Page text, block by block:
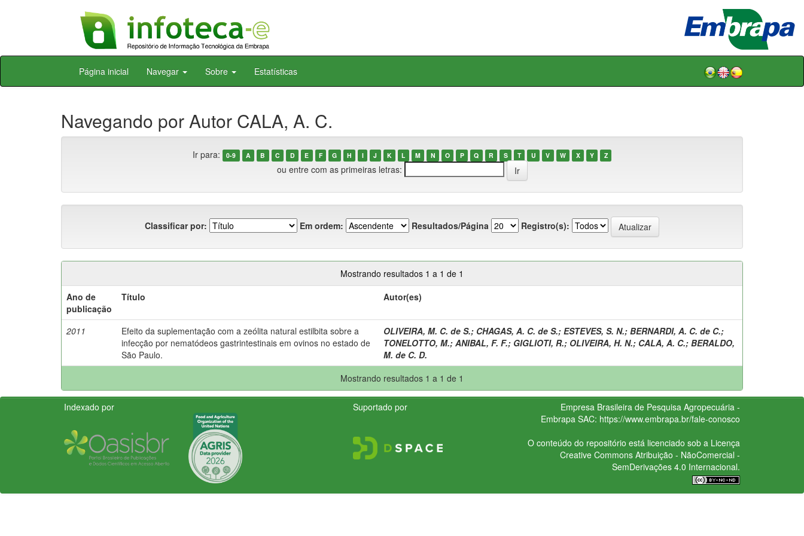
Skip
Página inicial Navegar Sobre Estatísticas
Navegando por Autor CALA, A. C.
Ir para: 0-9 A B C D E F G H I J K L M N O P Q R S T U V W X Y Z
ou entre com as primeiras letras:
Classificar por: Em ordem: Resultados/Página Registro(s):
Mostrando resultados 1 a 1 de 1
Ano de
publicação
Título Autor(es)
2011
Efeito da suplementação com a zeólita natural estilbita sobre a
infecção por nematódeos gastrintestinais em ovinos no estado de
São Paulo.
OLIVEIRA, M. C. de S.; CHAGAS, A. C. de S.; ESTEVES, S. N.; BERNARDI, A. C. de C.;
TONELOTTO, M.; ANIBAL, F. F.; GIGLIOTI, R.; OLIVEIRA, H. N.; CALA, A. C.; BERALDO,
M. de C. D.
Mostrando resultados 1 a 1 de 1
Indexado por Suportado por
Empresa Brasileira de Pesquisa Agropecuária -
Embrapa SAC: https://www.embrapa.br/fale-conosco
O conteúdo do repositório está licenciado sob a Licença
Creative CommonsAtribuição - NãoComercial -
SemDerivações 4.0 Internacional.